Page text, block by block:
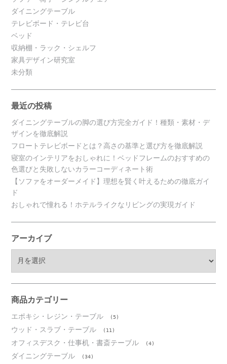
ダイニングテーブル
テレビボード・テレビ台
ベッド
収納棚・ラック・シェルフ
家具デザイン研究室
未分類
最近の投稿
ダイニングテーブルの脚の選び方完全ガイド！種類・素材・デ
ザインを徹底解説
フロートテレビボードとは？高さの基準と選び方を徹底解説
寝室のインテリアをおしゃれに！ベッドフレームのおすすめの
色選びと失敗しないカラーコーディネート術
【ソファをオーダーメイド】理想を賢く叶えるための徹底ガイ
ド
おしゃれで憧れる！ホテルライクなリビングの実現ガイド
アーカイブ
ブ
商品カテゴリー
エポキシ・レジン・テーブル (5)
ウッド・スラブ・テーブル (11)
オフィスデスク・仕事机・書斎テーブル (4)
ダイニングテーブル (34)